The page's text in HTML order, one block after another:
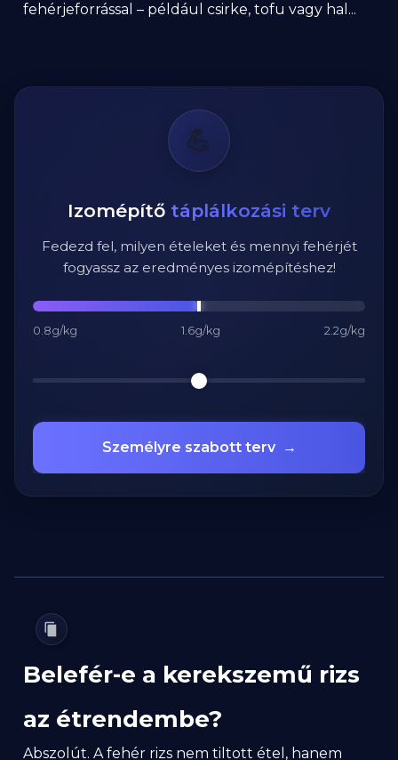
fehérjeforrással – például csirke, tofu vagy hal...
💪
Izomépítő táplálkozási terv
Fedezd fel, milyen ételeket és mennyi fehérjét
fogyassz az eredményes izomépítéshez!
0.8g/kg 1.6g/kg 2.2g/kg
Személyre szabott terv →
Belefér-e a kerekszemű rizs
az étrendembe?
Abszolút. A fehér rizs nem tiltott étel, hanem